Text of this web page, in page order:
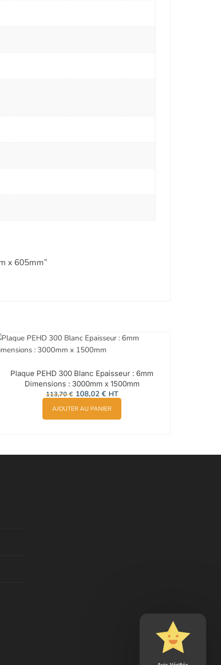
x 605mm”
Plaque PEHD 300 Blanc Epaisseur : 6mm
Dimensions : 3000mm x 1500mm
113,70€ Le
prix
initial
113,70 €.
108,02 €Le
prix
actuel
108,02 €.
HT
AJOUTER AU PANIER